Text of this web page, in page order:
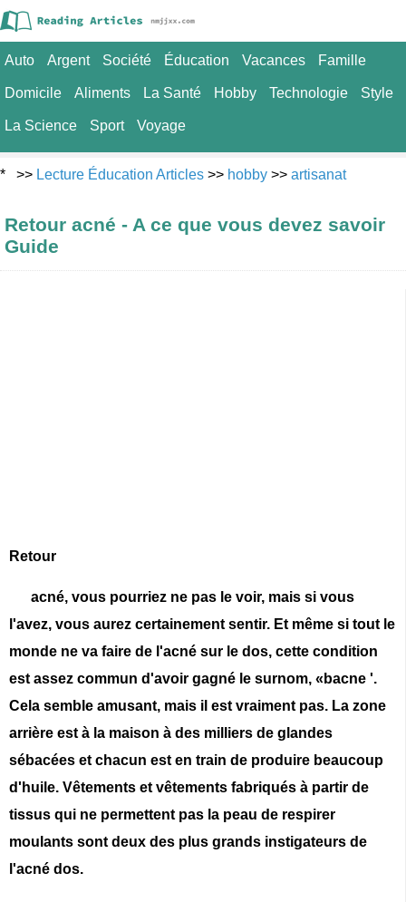
Auto Argent Société Éducation Vacances Famille
Domicile Aliments La Santé Hobby Technologie Style
La Science Sport Voyage
* >> Lecture Éducation Articles >> hobby >> artisanat
Retour acné - A ce que vous devez savoir
Guide
Retour
acné, vous pourriez ne pas le voir, mais si vous
l'avez, vous aurez certainement sentir. Et même si tout le
monde ne va faire de l'acné sur le dos, cette condition
est assez commun d'avoir gagné le surnom, «bacne '.
Cela semble amusant, mais il est vraiment pas. La zone
arrière est à la maison à des milliers de glandes
sébacées et chacun est en train de produire beaucoup
d'huile. Vêtements et vêtements fabriqués à partir de
tissus qui ne permettent pas la peau de respirer
moulants sont deux des plus grands instigateurs de
l'acné dos.